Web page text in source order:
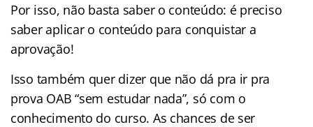
Por isso, não basta saber o conteúdo: é preciso
saber aplicar o conteúdo para conquistar a
aprovação!
Isso também quer dizer que não dá pra ir pra
prova OAB “sem estudar nada”, só com o
conhecimento do curso. As chances de ser